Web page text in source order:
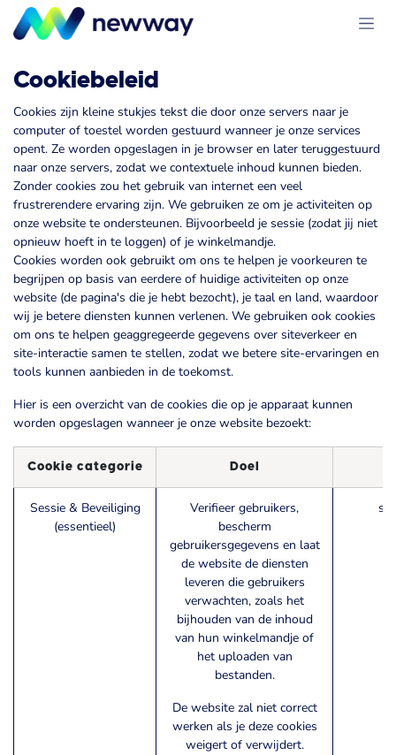
Overslaan naar inhoud
Cookiebeleid
Cookies zijn kleine stukjes tekst die door onze servers naar je
computer of toestel worden gestuurd wanneer je onze services
opent. Ze worden opgeslagen in je browser en later teruggestuurd
naar onze servers, zodat we contextuele inhoud kunnen bieden.
Zonder cookies zou het gebruik van internet een veel
frustrerendere ervaring zijn. We gebruiken ze om je activiteiten op
onze website te ondersteunen. Bijvoorbeeld je sessie (zodat jij niet
opnieuw hoeft in te loggen) of je winkelmandje.
Cookies worden ook gebruikt om ons te helpen je voorkeuren te
begrijpen op basis van eerdere of huidige activiteiten op onze
website (de pagina's die je hebt bezocht), je taal en land, waardoor
wij je betere diensten kunnen verlenen. We gebruiken ook cookies
om ons te helpen geaggregeerde gegevens over siteverkeer en
site-interactie samen te stellen, zodat we betere site-ervaringen en
tools kunnen aanbieden in de toekomst.
Hier is een overzicht van de cookies die op je apparaat kunnen
worden opgeslagen wanneer je onze website bezoekt:
Cookie categorie Doel
Sessie & Beveiliging
(essentieel)
Verifieer gebruikers,
bescherm
gebruikersgegevens en laat
de website de diensten
leveren die gebruikers
verwachten, zoals het
bijhouden van de inhoud
van hun winkelmandje of
het uploaden van
bestanden.
De website zal niet correct
werken als je deze cookies
weigert of verwijdert.